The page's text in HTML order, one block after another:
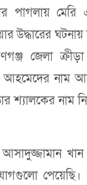
পাগলায় মেরি
উদ্ধারের
জেলা ক্রীড়া
আহমেদের নাম
শ্যালকের নাম
আসাদুজ্জামান